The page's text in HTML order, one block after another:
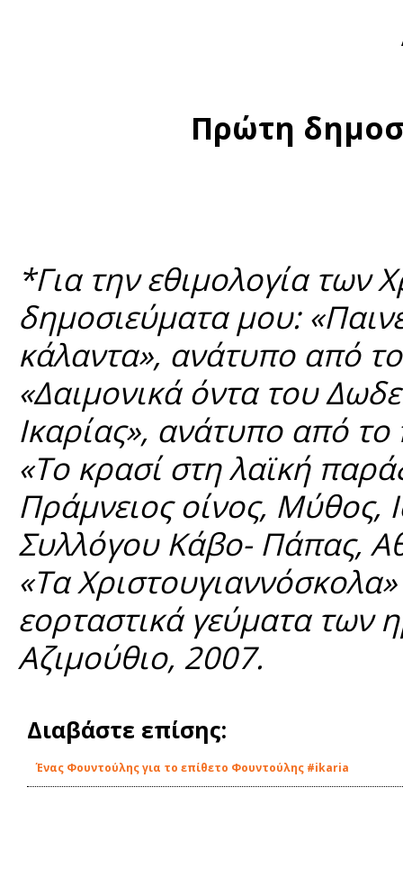
Πρώτη
*Για την εθιμολογία των
δημοσιεύματα μου:
κάλαντα», ανάτυπο από
«Δαιμονικά όντα του
Ικαρίας», ανάτυπο από το
«Το κρασί στη λαϊκή
Πράμνειος οίνος, Μύθος,
Συλλόγου Κάβο- Πάπας,
«Τα
εορταστικά γεύματα των
Αζιμούθιο, 2007.
Διαβάστε επίσης:
Ένας Φουντούλης για το επίθετο Φουντούλης #ikaria